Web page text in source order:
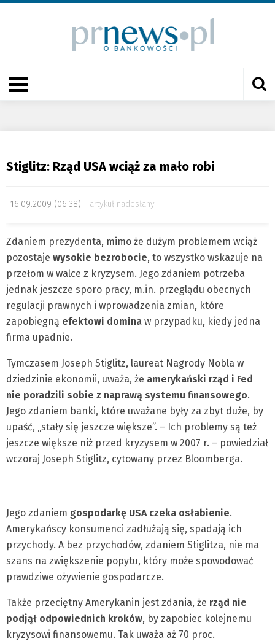
Stiglitz: Rząd USA wciąż za mało robi
16.09.2009 (06:38) artykuł nadesłany
Zdaniem prezydenta, mimo że dużym problemem wciąż
pozostaje wysokie bezrobocie, to wszystko wskazuje na
przełom w walce z kryzysem. Jego zdaniem potrzeba
jednak jeszcze sporo pracy, m.in. przeglądu obecnych
regulacji prawnych i wprowadzenia zmian, które
zapobiegną efektowi domina w przypadku, kiedy jedna
firma upadnie.
Tymczasem Joseph Stiglitz, laureat Nagrody Nobla w
dziedzinie ekonomii, uważa, że amerykański rząd i Fed
nie poradzili sobie z naprawą systemu finansowego.
Jego zdaniem banki, które uważane były za zbyt duże, by
upaść, „stały się jeszcze większe”. – Ich problemy są też
jeszcze większe niż przed kryzysem w 2007 r. – powiedział
wczoraj Joseph Stiglitz, cytowany przez Bloomberga.
Jego zdaniem gospodarkę USA czeka osłabienie.
Amerykańscy konsumenci zadłużają się, spadają ich
przychody. A bez przychodów, zdaniem Stiglitza, nie ma
szans na zwiększenie popytu, który może spowodować
prawdziwe ożywienie gospodarcze.
Także przeciętny Amerykanin jest zdania, że rząd nie
podjął odpowiednich kroków, by zapobiec kolejnemu
kryzysowi finansowemu. Tak uważa aż 70 proc.